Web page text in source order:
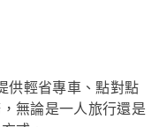
輕省專車、點對點
無論是一人旅行還是